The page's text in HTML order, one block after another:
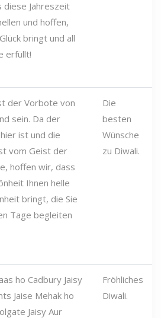
diese Jahreszeit
und hoffen,
bringt und all
erfüllt!
der Vorbote von
sein. Da der
ist und die
vom Geist der
hoffen wir, dass
Ihnen helle
bringt, die Sie
Tage begleiten
Die
besten
Wünsche
zu Diwali.
ho Cadbury Jaisy
Jaise Mehak ho
Jaisy Aur
Fröhliches
Diwali.